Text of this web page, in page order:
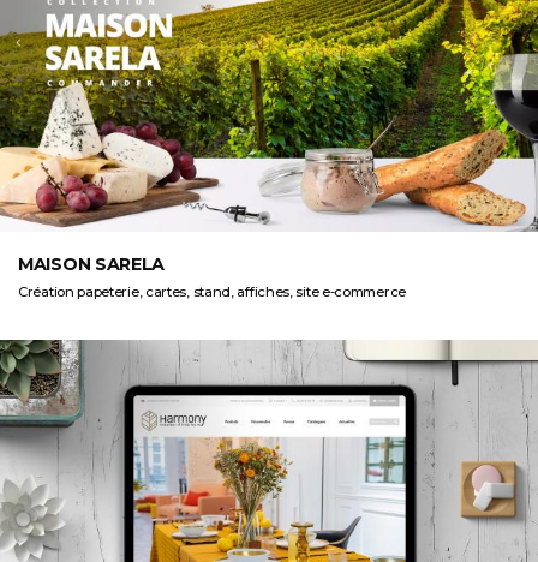
MAISON SARELA
Création papeterie, cartes, stand, affiches, site e-commerce